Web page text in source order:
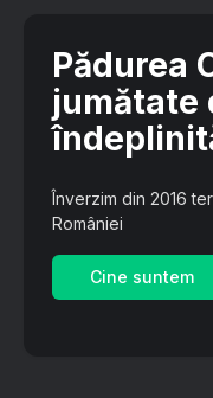
Pădurea
jumătate
Înverzim din 2016
României
Cine suntem